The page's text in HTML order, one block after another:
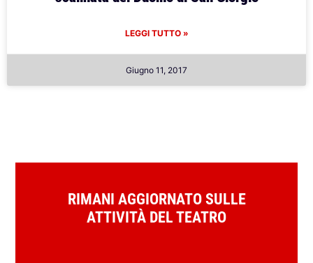
LEGGI TUTTO »
Giugno 11, 2017
RIMANI AGGIORNATO SULLE
ATTIVITÀ DEL TEATRO